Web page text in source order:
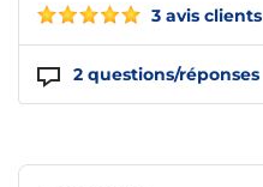
3 avis clients
2 questions/réponses